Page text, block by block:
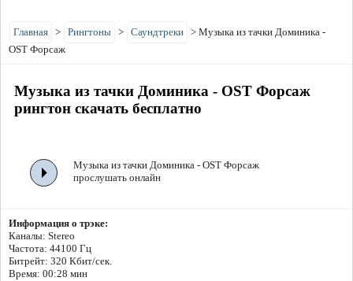
Главная > Рингтоны > Саундтреки > Музыка из тачки Доминика -
OST Форсаж
Музыка из тачки Доминика - OST Форсаж
рингтон скачать бесплатно
Музыка из тачки Доминика - OST Форсаж
прослушать онлайн
Информация о трэке:
Каналы: Stereo
Частота: 44100 Гц
Битрейт: 320 Кбит/сек.
Время: 00:28 мин